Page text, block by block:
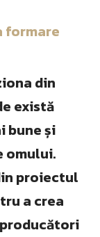
formare
din
există
bune și
omului.
proiectul
a crea